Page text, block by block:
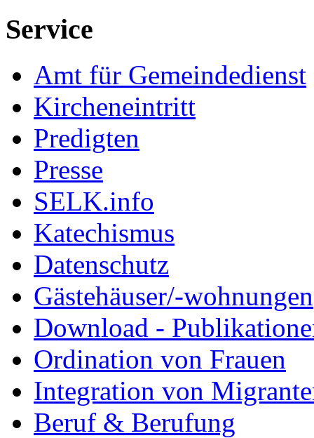
Service
Amt für Gemeindedienst
Kircheneintritt
Predigten
Presse
SELK.info
Katechismus
Datenschutz
Gästehäuser/-wohnungen
Download -
Ordination von Frauen
Integration von
Beruf & Berufung